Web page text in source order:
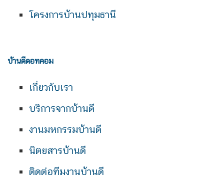
โครงการบ้านปทุมธานี
บ้านดีดอทคอม
เกี่ยวกับเรา
บริการจากบ้านดี
งานมหกรรมบ้านดี
นิตยสารบ้านดี
ติดต่อทีมงานบ้านดี